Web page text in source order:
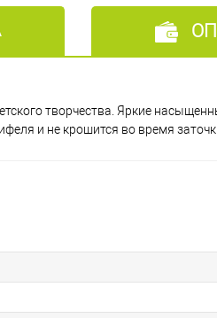
творчества. Яркие
и не крошится во время